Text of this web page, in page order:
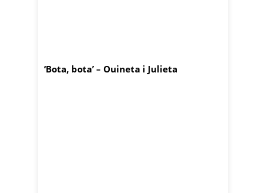
‘Bota, bota’ – Ouineta i Julieta